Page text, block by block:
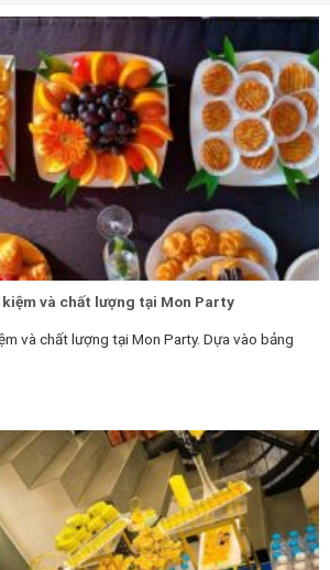
và chất lượng tại Mon Party
và chất lượng tại Mon Party. Dựa vào bảng